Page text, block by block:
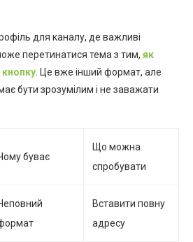
для каналу, де важливі
перетинатися тема з тим, як
кнопку . Це вже інший формат, але
бути зрозумілим і не заважати
буває
Що можна
спробувати
Вставити повну
адресу